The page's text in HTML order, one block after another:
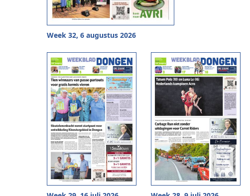
Week 32, 6 augustus 2026